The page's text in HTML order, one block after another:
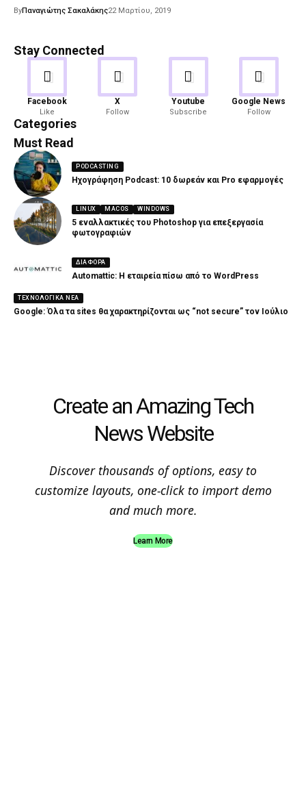
ByΠαναγιώτης Σακαλάκης22 Μαρτίου, 2019
Stay Connected
Facebook
Like
X
Follow
Youtube
Subscribe
Google News
Follow
Categories
Android
82 Articles
Gaming
19 Articles
Must Read
PODCASTING
Ηχογράφηση Podcast: 10 δωρεάν και Pro εφαρμογές
LINUX MACOS WINDOWS
5 εναλλακτικές του Photoshop για επεξεργασία
φωτογραφιών
ΔΙΑΦΟΡΑ
Automattic: Η εταιρεία πίσω από το WordPress
ΤΕΧΝΟΛΟΓΙΚΆ ΝΈΑ
Google: Όλα τα sites θα χαρακτηρίζονται ως “not secure” τον Ιούλιο
Create an Amazing Tech
News Website
Discover thousands of options, easy to
customize layouts, one-click to import demo
and much more.
Learn More